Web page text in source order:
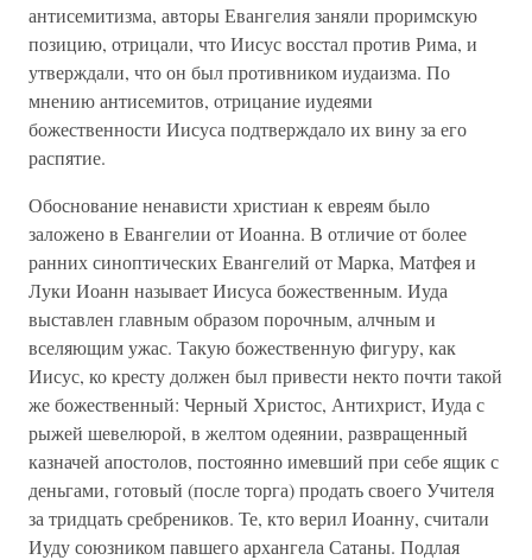
антисемитизма, авторы Евангелия заняли проримскую
позицию, отрицали, что Иисус восстал против Рима, и
утверждали, что он был противником иудаизма. По
мнению антисемитов, отрицание иудеями
божественности Иисуса подтверждало их вину за его
распятие.
Обоснование ненависти христиан к евреям было
заложено в Евангелии от Иоанна. В отличие от более
ранних синоптических Евангелий от Марка, Матфея и
Луки Иоанн называет Иисуса божественным. Иуда
выставлен главным образом порочным, алчным и
вселяющим ужас. Такую божественную фигуру, как
Иисус, ко кресту должен был привести некто почти такой
же божественный: Черный Христос, Антихрист, Иуда с
рыжей шевелюрой, в желтом одеянии, развращенный
казначей апостолов, постоянно имевший при себе ящик с
деньгами, готовый (после торга) продать своего Учителя
за тридцать сребреников. Те, кто верил Иоанну, считали
Иуду союзником павшего архангела Сатаны. Подлая